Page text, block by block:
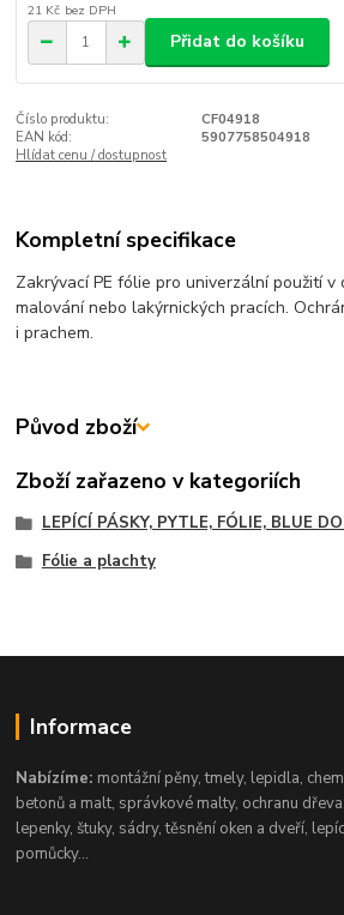
21 Kč bez DPH
Přidat do košíku
Číslo produktu:
CF04918
EAN kód:
5907758504918
Hlídat cenu / dostupnost
Kompletní specifikace
Zakrývací PE fólie pro univerzální použití v
malování nebo lakýrnických pracích.
i prachem.
Původ zboží
Zboží zařazeno v kategoriích
LEPÍCÍ PÁSKY, PYTLE, FÓLIE, BLUE
Fólie a plachty
Informace
Nabízíme: montážní pěny, tmely, lepidla,
betonů a malt, správkové malty, ochranu
lepenky, štuky, sádry, těsnění oken a dveří,
pomůcky...